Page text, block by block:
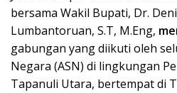
bersama Wakil Bupati, Dr.
Lumbantoruan, S.T, M.Eng,
gabungan yang diikuti oleh
Negara (ASN) di lingkungan
Tapanuli Utara, bertempat di